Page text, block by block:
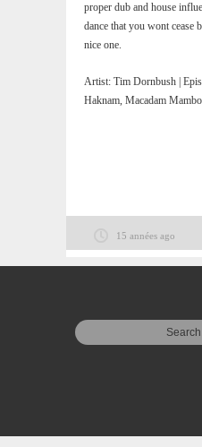
proper dub and house
dance that you wont cease
nice one.
Artist: Tim Dornbush |
Haknam, Macadam
15 années ago